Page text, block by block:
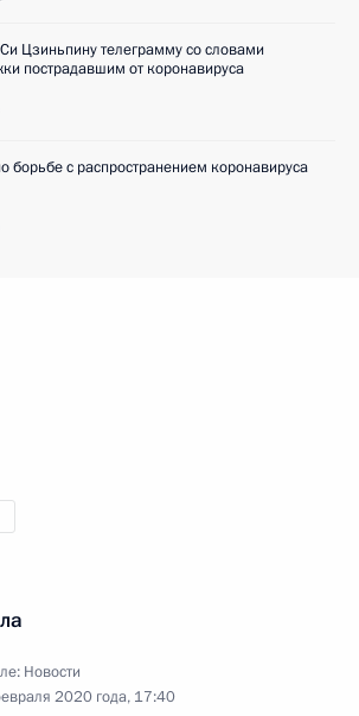
Цзиньпину телеграмму со словами
пострадавшим от коронавируса
борьбе с распространением коронавируса
Новости
2020 года, 17:40